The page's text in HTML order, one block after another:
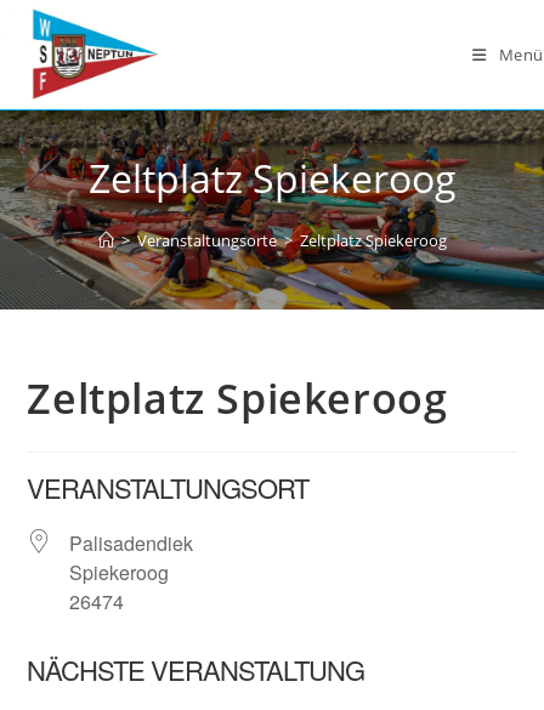
Zum
Inhalt
springen
Menü
Zeltplatz Spiekeroog
> Veranstaltungsorte > Zeltplatz Spiekeroog
Zeltplatz Spiekeroog
VERANSTALTUNGSORT
Palisadendiek
Spiekeroog
26474
NÄCHSTE VERANSTALTUNG